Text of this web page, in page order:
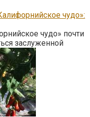
чудо»:
чудо» почти
заслуженной